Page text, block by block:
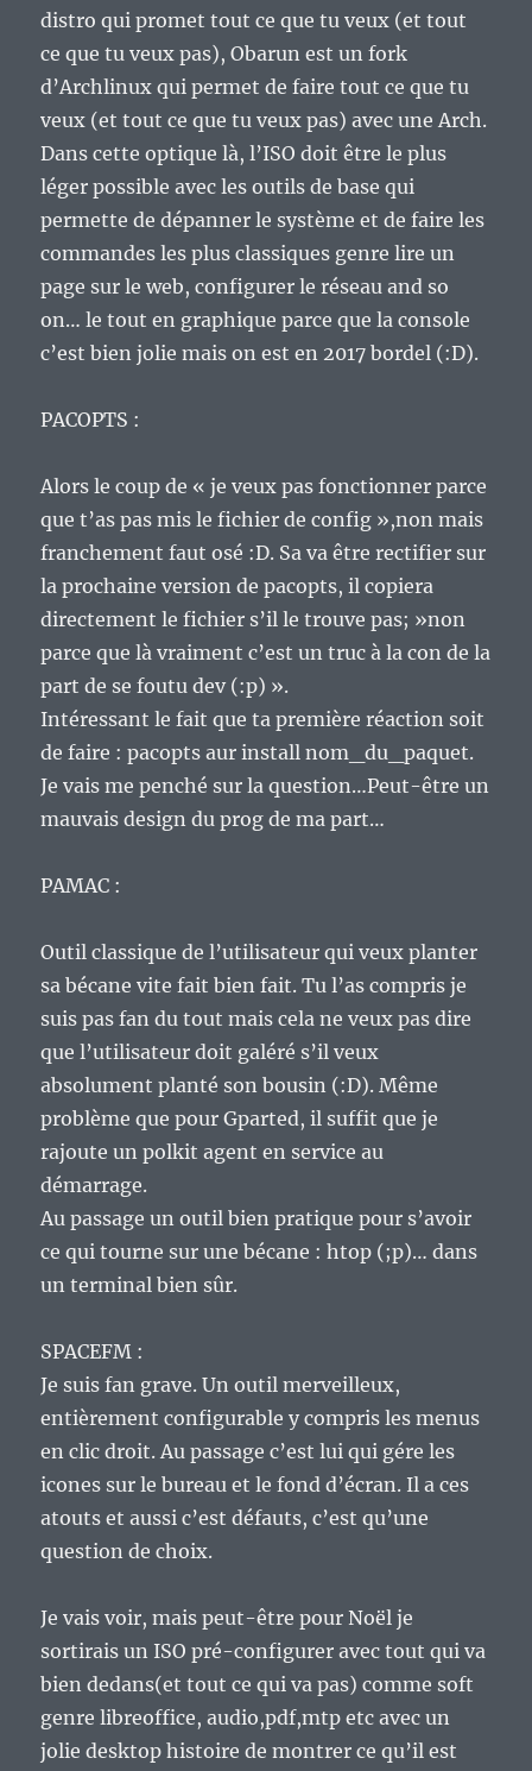
distro qui promet tout ce que tu veux (et tout
ce que tu veux pas), Obarun est un fork
d’Archlinux qui permet de faire tout ce que tu
veux (et tout ce que tu veux pas) avec une Arch.
Dans cette optique là, l’ISO doit être le plus
léger possible avec les outils de base qui
permette de dépanner le système et de faire les
commandes les plus classiques genre lire un
page sur le web, configurer le réseau and so
on… le tout en graphique parce que la console
c’est bien jolie mais on est en 2017 bordel (:D).
PACOPTS :
Alors le coup de « je veux pas fonctionner parce
que t’as pas mis le fichier de config »,non mais
franchement faut osé :D. Sa va être rectifier sur
la prochaine version de pacopts, il copiera
directement le fichier s’il le trouve pas; »non
parce que là vraiment c’est un truc à la con de la
part de se foutu dev (:p) ».
Intéressant le fait que ta première réaction soit
de faire : pacopts aur install nom_du_paquet.
Je vais me penché sur la question…Peut-être un
mauvais design du prog de ma part…
PAMAC :
Outil classique de l’utilisateur qui veux planter
sa bécane vite fait bien fait. Tu l’as compris je
suis pas fan du tout mais cela ne veux pas dire
que l’utilisateur doit galéré s’il veux
absolument planté son bousin (:D). Même
problème que pour Gparted, il suffit que je
rajoute un polkit agent en service au
démarrage.
Au passage un outil bien pratique pour s’avoir
ce qui tourne sur une bécane : htop (;p)… dans
un terminal bien sûr.
SPACEFM :
Je suis fan grave. Un outil merveilleux,
entièrement configurable y compris les menus
en clic droit. Au passage c’est lui qui gére les
icones sur le bureau et le fond d’écran. Il a ces
atouts et aussi c’est défauts, c’est qu’une
question de choix.
Je vais voir, mais peut-être pour Noël je
sortirais un ISO pré-configurer avec tout qui va
bien dedans(et tout ce qui va pas) comme soft
genre libreoffice, audio,pdf,mtp etc avec un
jolie desktop histoire de montrer ce qu’il est